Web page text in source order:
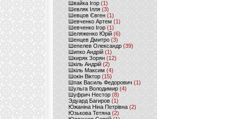
Швайка Ігор (1)
Шевляк Ілля (3)
Шевцов Євген (1)
Шевченко Артем(1)
Шевченко Ігор(1)
Шеляженко Юрій (6)
Шенцев Дмитро (3)
Шепелев Олександр (39)
Шипко Андрій(1)
Шкиряк Зорян(12)
Шкіль Андрій(2)
Шкіль Максим (4)
Шокін Віктор (15)
Шпак Василь Федорович (1)
Шульга Володимир (4)
Шуфрич Нестор(8)
Эдуард Багиров (1)
Южаніна Ніна Петрівна (2)
Юзькова Тетяна(2)